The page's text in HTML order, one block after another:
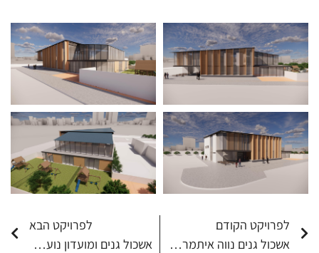
לפרויקט הקודם
אשכול גנים נווה איתמר נתניה
לפרויקט הבא
אשכול גנים ומועדון נוער בית חנינא